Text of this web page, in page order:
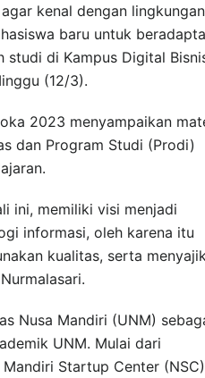
kenal dengan lingkungan
baru untuk
studi di Kampus Digital
(12/3).
2023 menyampaikan
dan Program Studi (Prodi)
ini, memiliki visi menjadi
informasi, oleh karena itu
kualitas, serta
Nusa Mandiri (UNM)
UNM. Mulai dari
Startup Center